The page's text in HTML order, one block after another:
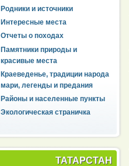
Родники и источники
Интересные места
Отчеты о походах
Памятники природы и
красивые места
Краеведенье, традиции народа
мари, легенды и предания
Районы и населенные пункты
Экологическая страничка
ТАТАРСТАН